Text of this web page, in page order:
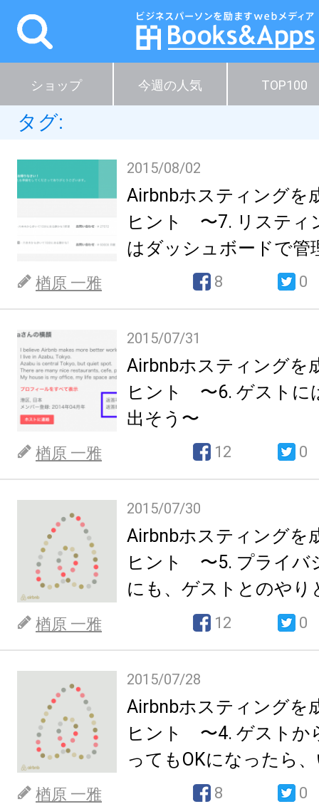
ショップ 今週の人気 TOP100
タグ:
2015/08/02
Airbnbホスティングを
ヒント 〜7. リスティ
はダッシュボードで管
楢原 一雅 8 0
2015/07/31
Airbnbホスティングを
ヒント 〜6. ゲストに
出そう〜
楢原 一雅 12 0
2015/07/30
Airbnbホスティングを
ヒント 〜5. プライバ
にも、ゲストとのやり
に留めること〜
楢原 一雅 12 0
2015/07/28
Airbnbホスティングを
ヒント 〜4. ゲストか
ってもOKになったら
楢原 一雅 8 0